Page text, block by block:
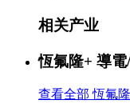
相关产业
恆氟隆+ 導
查看全部 恆氟